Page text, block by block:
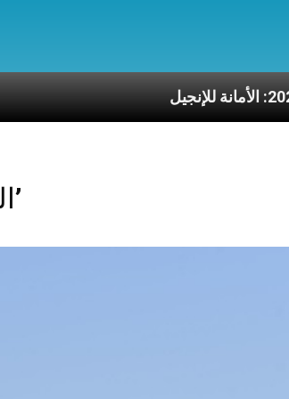
للإنجيل
Posts Tagged ‘السرية البابوية’